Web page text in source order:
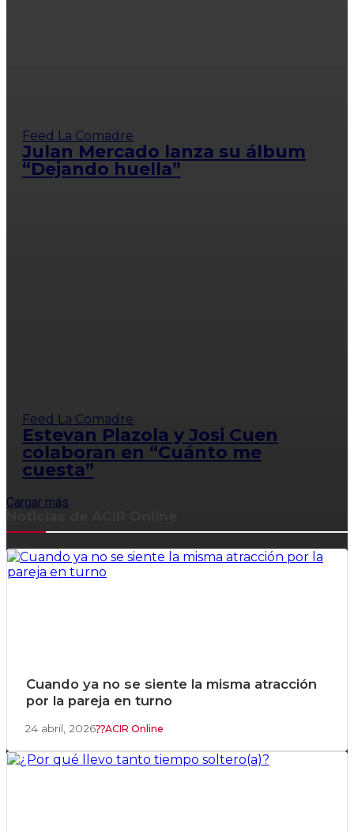
Feed La Comadre
Julan Mercado lanza su álbum
“Dejando huella”
Feed La Comadre
Estevan Plazola y Josi Cuen
colaboran en “Cuánto me
cuesta”
Cargar más
Cuando ya no se siente la misma atracción
por la pareja en turno
24 abril, 2026 ACIR Online